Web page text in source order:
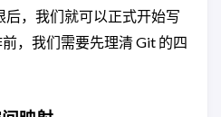
后，我们就可以正式开始写
，我们需要先理清 Git 的四